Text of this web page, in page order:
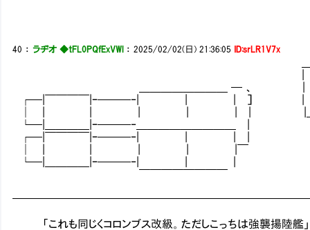
40 ：ラヂオ ◆tFL0PQfExVWl ：2025/02/02(日) 21:36:05 ID:srLR1V7x
＿＿＿＿＿＿＿＿ ─ 、 | ＿_|
┌─|￣￣￣￣|ｰ───‐| | | ］ | |＿
└─|＿＿＿＿|ｰ───‐＿＿＿＿＿＿＿＿＿ |
┌─|￣￣￣￣|ｰ───‐| | | |
│ | | | | |￣
└─|＿＿＿＿|ｰ───‐| | |
￣￣￣￣￣￣￣￣
「これも同じくコロンブス改級。ただしこっちは強襲揚陸艦」